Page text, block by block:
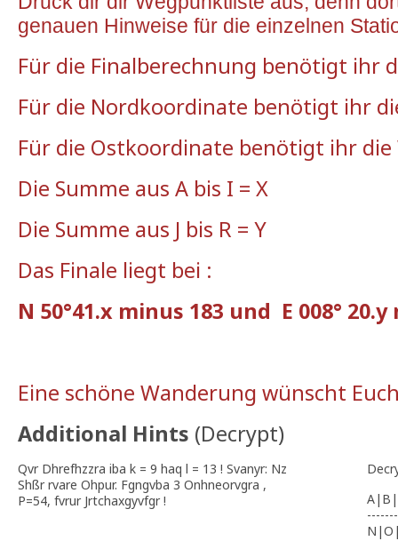
genauen Hinweise für die einzelnen
Für die Finalberechnung benötigt ihr
Für die Nordkoordinate benötigt ihr
Für die Ostkoordinate benötigt ihr die
Die Summe aus A bis I = X
Die Summe aus J bis R = Y
Das Finale liegt bei :
N 50°41.x minus 183 und E 008°
Eine schöne Wanderung wünscht
Additional Hints (Decrypt)
Qvr Dhrefhzzra iba k = 9 haq l = 13 ! Svanyr: Nz
Shßr rvare Ohpur. Fgngvba 3 Onhneorvgra ,
P=54, fvrur Jrtchaxgyvfgr !